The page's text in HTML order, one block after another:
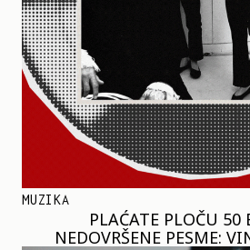
MUZIKA
PLAĆATE PLOČU 50
NEDOVRŠENE PESME: